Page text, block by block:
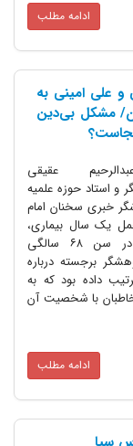
ادامه مطلب
علی امینی به
مشکل بی‌دین
عقیقی
حوزه علمیه
خبری سخنان امام
یک سال بیماری،
روز ۱۷ فروردین در سن ۶۸ سالگی
پژوهشگر برجسته درباره
داده بود که به
با شخصیت آن
ادامه مطلب